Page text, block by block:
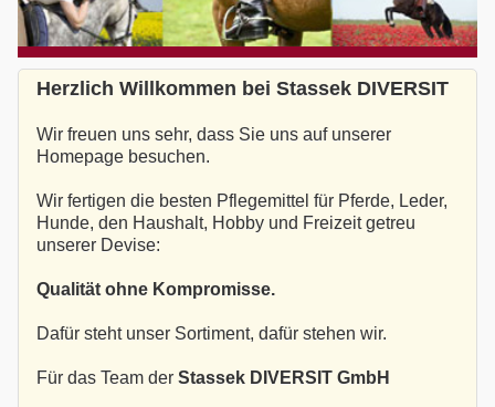
Herzlich Willkommen bei Stassek DIVERSIT
Wir freuen uns sehr, dass Sie uns auf unserer
Homepage besuchen.
Wir fertigen die besten Pflegemittel für Pferde, Leder,
Hunde, den Haushalt, Hobby und Freizeit getreu
unserer Devise:
Qualität ohne Kompromisse.
Dafür steht unser Sortiment, dafür stehen wir.
Für das Team der Stassek DIVERSIT GmbH